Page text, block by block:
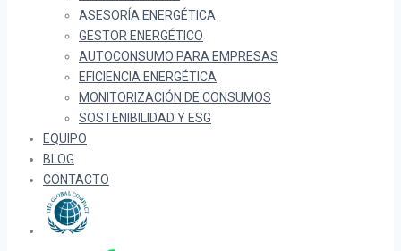
ASESORÍA ENERGÉTICA
GESTOR ENERGÉTICO
AUTOCONSUMO PARA EMPRESAS
EFICIENCIA ENERGÉTICA
MONITORIZACIÓN DE CONSUMOS
SOSTENIBILIDAD Y ESG
EQUIPO
BLOG
CONTACTO